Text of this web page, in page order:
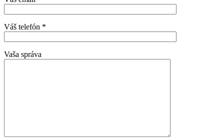
Váš telefón *
Vaša správa